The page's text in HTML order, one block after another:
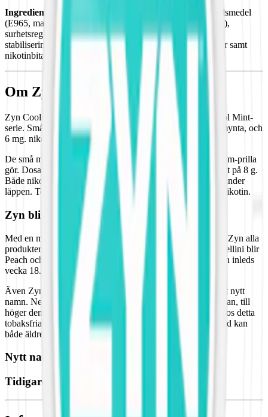
Ingredienser:
sötningsmedel (E950, acesulfam k), fyllnadsmedel
(E965, maltitoler; E460, cellulosa; E414, gummi arabicum),
surhetsreglerande medel (E500, natriumkarbonater),
stabiliseringsmedel (E463, hydroxipropylcellulosa), aromer samt
nikotinbitartrat.
Om Zyn Cool Mint Mini 4
Zyn Cool Mint är den mellanstarka miniprillan i Zyn:s Cool Mint-
serie. Små helvita prillor med smak av mentol och pepparmynta, och
6 mg. nikotin per prilla.
De små mini-prillorna väger cirka hälften av vad en Zyn slim-prilla
gör. Dosan innehåller 20 prillor som tillsammans har en vikt på 8 g.
Både nikotin och smak frigörs i takt med att prillan fuktas under
läppen. Totalt innehåller en dosa Zyn Cool Mint 120 mg. nikotin.
Zyn blir tydligare och mer stilren 2025
Med en mer samtida design och tydligare namn uppdaterar Zyn alla
produkter under maj 2025. Klassiska Zyn snus som Zyn Bellini blir
Peach och miniprillan Mini Dry byter till Mini. Lanseringen inleds
vecka 18.
Även Zyn Cool Mint Mini 4 får en uppdaterad dosa och ett nytt
namn. Nedan till vänster ser du den äldre designen och dosan, till
höger den nya. Det nya namnet ska bättre spegla smaken hos detta
tobaksfria mintsnus i miniformat. Under en övergångsperiod kan
både äldre och ny dosa förekomma.
Nytt namn:
Tidigare namn:
Zyn Cool Mint Mini Dry 4